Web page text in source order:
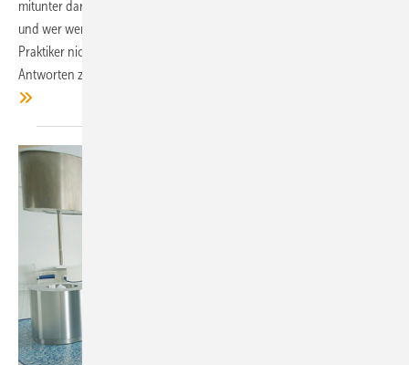
mitunter darum gestritten, wer wofür verantwortlich ist, wer was zahlt
und wer wen zu was verpflichten kann. Wirklich weiter hilft das dem
Praktiker nicht. Deshalb haben wir die wichtigsten Fragen und
Antworten zum Thema Hygiene in der Klimatechnik zusammengefasst.